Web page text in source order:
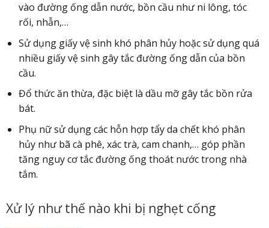
vào đường ống dẫn nước, bồn cầu như ni lông, tóc
rối, nhẫn,…
Sử dụng giấy vệ sinh khó phân hủy hoặc sử dụng quá
nhiều giấy vệ sinh gây tắc đường ống dẫn của bồn
cầu.
Đổ thức ăn thừa, đặc biệt là dầu mỡ gây tắc bồn rửa
bát.
Phụ nữ sử dụng các hỗn hợp tẩy da chết khó phân
hủy như bã cà phê, xác trà, cam chanh,… góp phần
tăng nguy cơ tắc đường ống thoát nước trong nhà
tắm.
Xử lý như thế nào khi bị nghẹt cống